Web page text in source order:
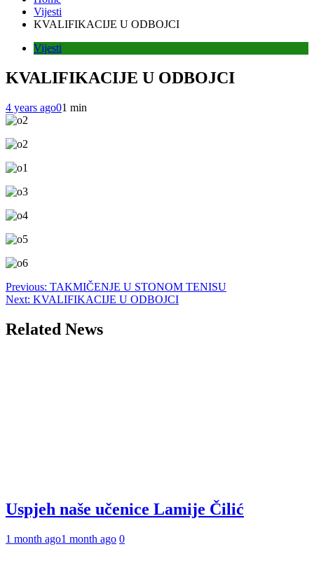
Vijesti
KVALIFIKACIJE U ODBOJCI
Vijesti
KVALIFIKACIJE U ODBOJCI
4 years ago01 min
Post
navigation
Previous: TAKMIČENJE U STONOM TENISU
Next: KVALIFIKACIJE U ODBOJCI
Related News
Uspjeh naše učenice Lamije Čilić
1 month ago1 month ago 0